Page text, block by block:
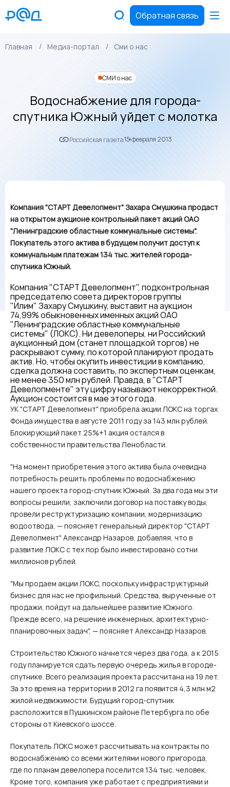
Обратная связь
Главная Медиа-портал Сми о нас
СМИ о нас
Водоснабжение для города-
спутника Южный уйдет с молотка
Российская газета15 февраля 2013
Компания "СТАРТ Девелопмент" Захара Смушкина продаст
на открытом аукционе контрольный пакет акций ОАО
"Ленинградские областные коммунальные системы".
Покупатель этого актива в будущем получит доступ к
коммунальным платежам 134 тыс. жителей города-
спутника Южный.
Компания "СТАРТ Девелопмент", подконтрольная
председателю совета директоров группы
"Илим" Захару Смушкину, выставит на аукцион
74,99% обыкновенных именных акций ОАО
"Ленинградские областные коммунальные
системы" (ЛОКС). Ни девелоперы, ни Российский
аукционный дом (станет площадкой торгов) не
раскрывают сумму, по которой планируют продать
актив. Но, чтобы окупить инвестиции в компанию,
сделка должна составить, по экспертным оценкам,
не менее 350 млн рублей. Правда, в "СТАРТ
Девелопменте" эту цифру называют некорректной.
Аукцион состоится в мае этого года.
УК "СТАРТ Девелопмент" приобрела акции ЛОКС на торгах
Фонда имущества в августе 2011 году за 143 млн рублей.
Блокирующий пакет 25%+1 акция остался в
собственности правительства Ленобласти.
"На момент приобретения этого актива была очевидна
потребность решить проблемы по водоснабжению
нашего проекта город-спутник Южный. За два года мы эти
вопросы решили, заключили договор на поставку воды,
провели реструктуризацию компании, модернизацию
водоотвода, — поясняет генеральный директор "СТАРТ
Девелопмент" Александр Назаров, добавляя, что в
развитие ЛОКС с тех пор было инвестировано сотни
миллионов рублей.
"Мы продаем акции ЛОКС, поскольку инфраструктурный
бизнес для нас не профильный. Средства, вырученные от
продажи, пойдут на дальнейшее развитие Южного.
Прежде всего, на решение инженерных, архитектурно-
планировочных задач", — поясняет Александр Назаров.
Строительство Южного начнется через два года, а к 2015
году планируется сдать первую очередь жилья в городе-
спутнике. Всего реализация проекта рассчитана на 19 лет.
За это время на территории в 2012 га появится 4,3 млн м2
жилой недвижимости. Будущий город-спутник
расположится в Пушкинском районе Петербурга по обе
стороны от Киевского шоссе.
Покупатель ЛОКС может рассчитывать на контракты по
водоснабжению со всеми жителями нового пригорода,
где по планам девелопера поселится 134 тыс. человек.
Кроме того, компания уже работает с предприятиями и